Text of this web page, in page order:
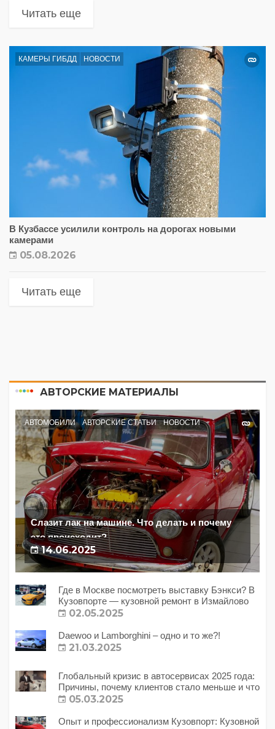
Читать еще
КАМЕРЫ ГИБДД НОВОСТИ
В Кузбассе усилили контроль на дорогах новыми
камерами
05.08.2026
Читать еще
АВТОРСКИЕ МАТЕРИАЛЫ
АВТОМОБИЛИ АВТОРСКИЕ СТАТЬИ НОВОСТИ
Слазит лак на машине. Что делать и почему
это происходит?
14.06.2025
Где в Москве посмотреть выставку Бэнкси? В
Кузовпорте — кузовной ремонт в Измайлово
02.05.2025
Daewoo и Lamborghini – одно и то же?!
21.03.2025
Глобальный кризис в автосервисах 2025 года:
Причины, почему клиентов стало меньше и что
с этим делать?
05.03.2025
Опыт и профессионализм Кузовпорт: Кузовной